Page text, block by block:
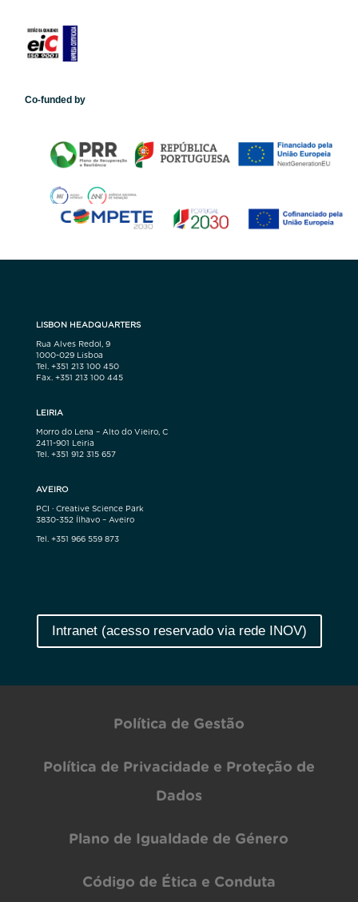
Co-funded by
LISBON HEADQUARTERS
Rua Alves Redol, 9
1000-029 Lisboa
Tel. +351 213 100 450
Fax. +351 213 100 445
LEIRIA
Morro do Lena – Alto do Vieiro, C
2411-901 Leiria
Tel. +351 912 315 657
AVEIRO
PCI · Creative Science Park
3830-352 Ílhavo – Aveiro
Tel. +351 966 559 873
Intranet (acesso reservado via rede INOV)
Política de Gestão
Política de Privacidade e Proteção de
Dados
Plano de Igualdade de Género
Código de Ética e Conduta